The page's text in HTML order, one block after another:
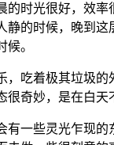
的时光很好，效率
静的时候，晚到这
。
，吃着极其垃圾的
很奇妙，是在白天
有一些灵光乍现的